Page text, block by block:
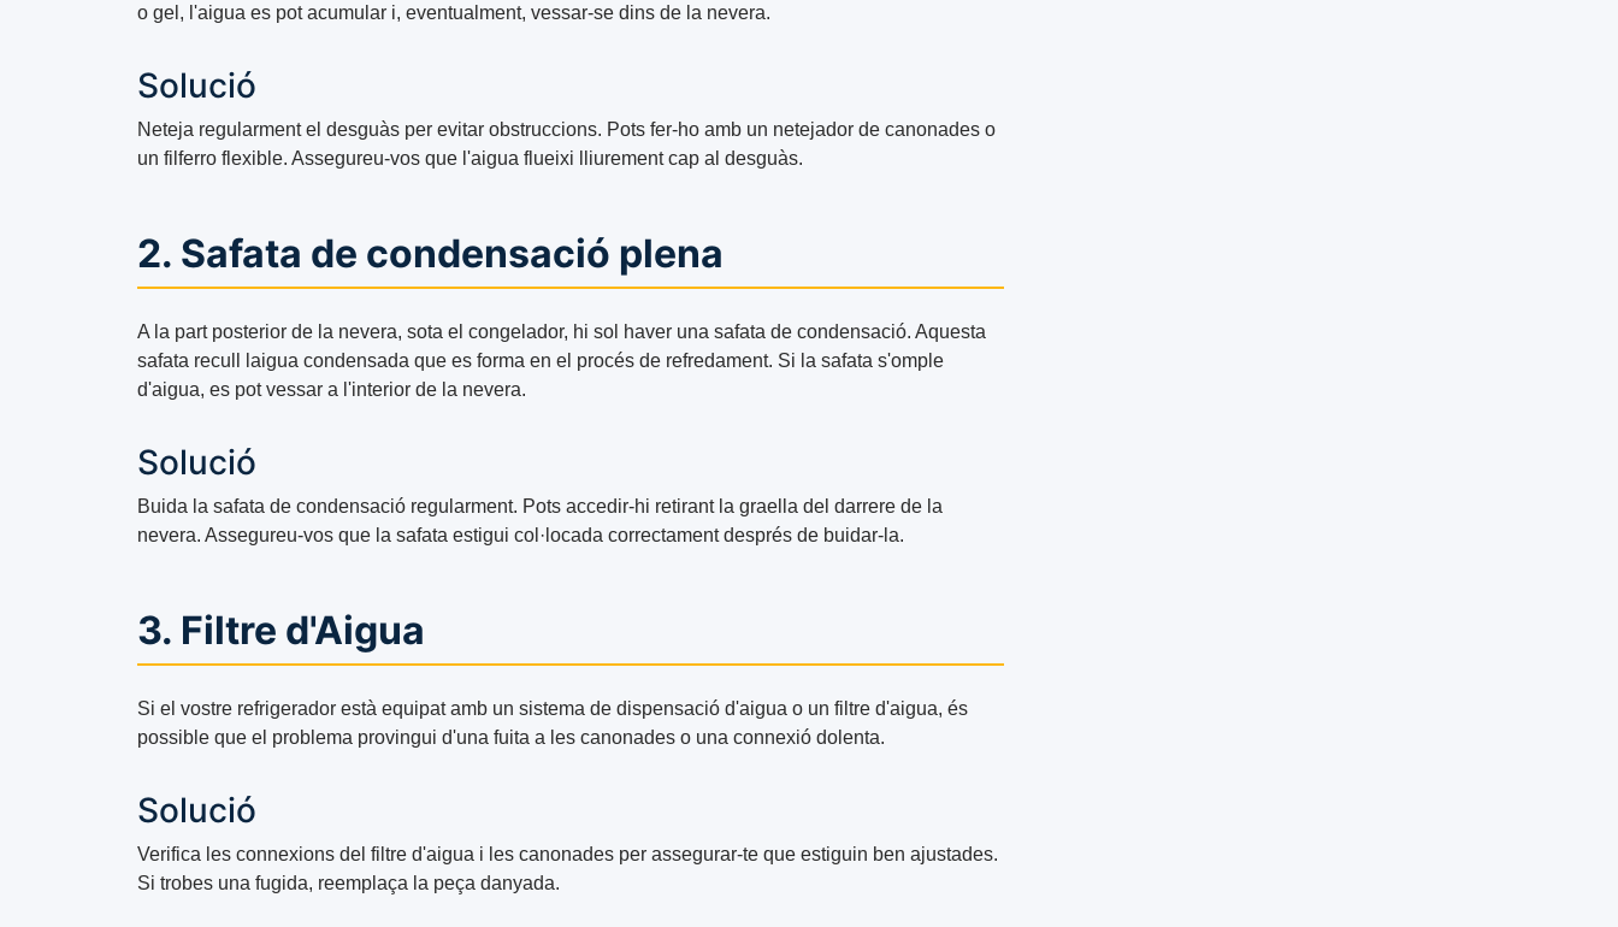
o gel, l'aigua es pot acumular i, eventualment, vessar-se dins de la nevera.
Solució
Neteja regularment el desguàs per evitar obstruccions. Pots fer-ho amb un netejador de canonades o
un filferro flexible. Assegureu-vos que l'aigua flueixi lliurement cap al desguàs.
2. Safata de condensació plena
A la part posterior de la nevera, sota el congelador, hi sol haver una safata de condensació. Aquesta
safata recull laigua condensada que es forma en el procés de refredament. Si la safata s'omple
d'aigua, es pot vessar a l'interior de la nevera.
Solució
Buida la safata de condensació regularment. Pots accedir-hi retirant la graella del darrere de la
nevera. Assegureu-vos que la safata estigui col·locada correctament després de buidar-la.
3. Filtre d'Aigua
Si el vostre refrigerador està equipat amb un sistema de dispensació d'aigua o un filtre d'aigua, és
possible que el problema provingui d'una fuita a les canonades o una connexió dolenta.
Solució
Verifica les connexions del filtre d'aigua i les canonades per assegurar-te que estiguin ben ajustades.
Si trobes una fugida, reemplaça la peça danyada.